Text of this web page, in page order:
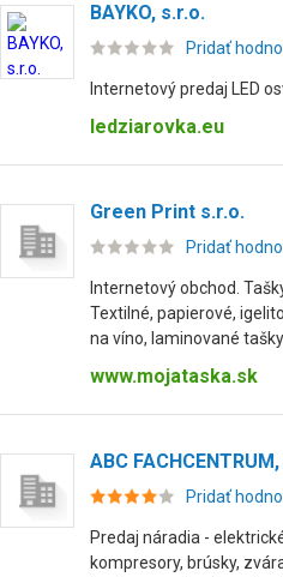
BAYKO, s.r.o.
Pridať
Internetový predaj LED
ledziarovka.eu
Green Print s.r.o.
Pridať
Internetový obchod.
Textilné, papierové,
na víno, laminované tašky.
www.mojataska.sk
ABC
Pridať
Predaj náradia -
kompresory, brúsky,